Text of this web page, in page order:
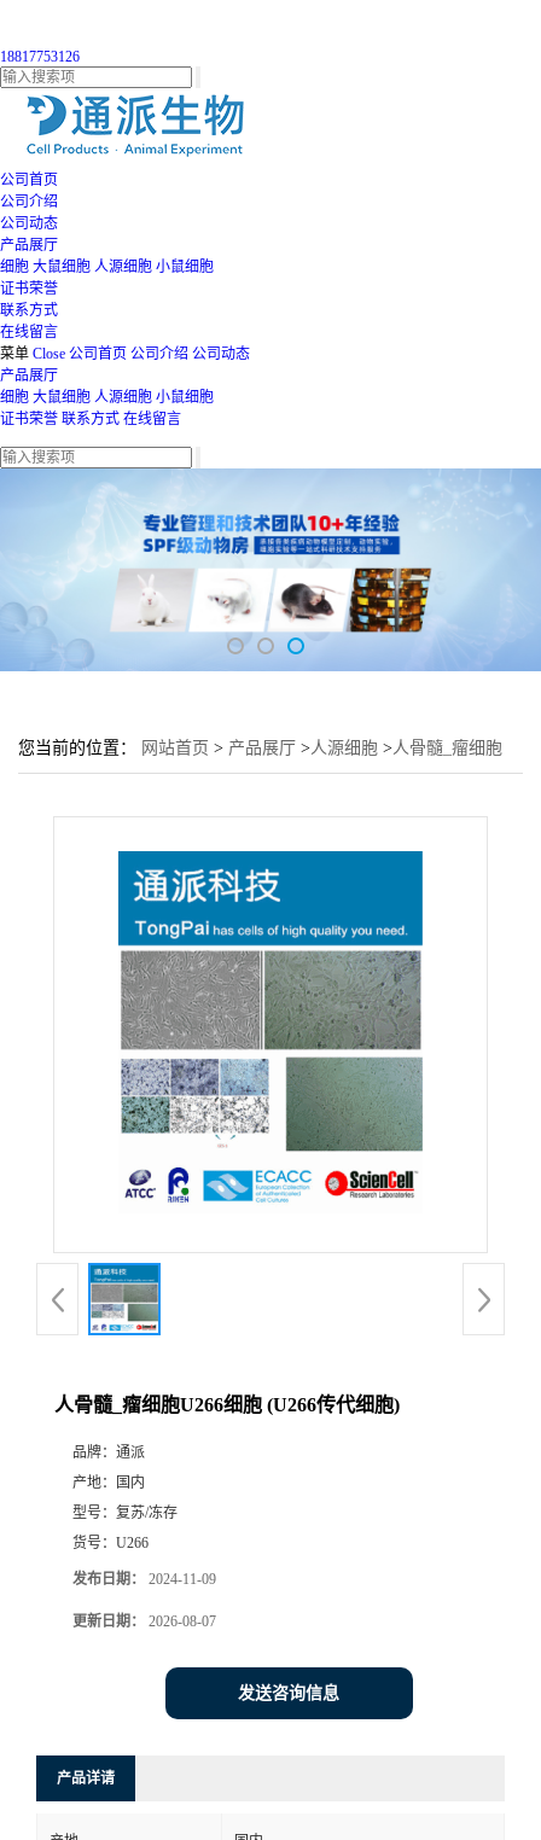
18817753126
公司首页
公司介绍
公司动态
产品展厅
细胞 大鼠细胞 人源细胞 小鼠细胞
证书荣誉
联系方式
在线留言
菜单 Close 公司首页 公司介绍 公司动态
产品展厅
细胞 大鼠细胞 人源细胞 小鼠细胞
证书荣誉 联系方式 在线留言
您当前的位置： 网站首页 > 产品展厅 >人源细胞 >人骨髓_瘤细胞
人骨髓_瘤细胞U266细胞 (U266传代细胞)
品牌： 通派
产地：
国内
型号： 复苏/冻存
货号： U266
发布日期： 2024-11-09
更新日期： 2026-08-07
发送咨询信息
产品详请